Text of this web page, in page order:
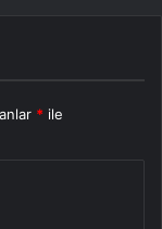
* ile